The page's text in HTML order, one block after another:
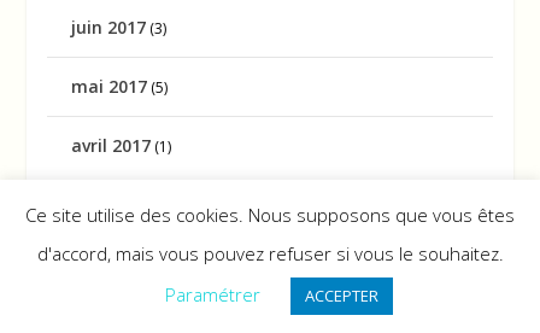
juin 2017 (3)
mai 2017 (5)
avril 2017 (1)
Mentions Légales – CGU
Ce site utilise des cookies. Nous supposons que vous êtes
d'accord, mais vous pouvez refuser si vous le souhaitez.
Paramétrer
ACCEPTER